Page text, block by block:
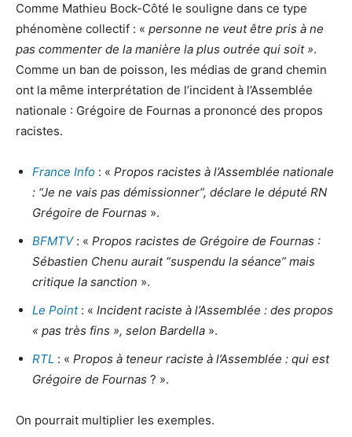
Comme Mathieu Bock-Côté le souligne dans ce type
phénomène collectif : « personne ne veut être pris à ne
pas commenter de la manière la plus outrée qui soit ».
Comme un ban de poisson, les médias de grand chemin
ont la même interprétation de l’incident à l’Assemblée
nationale : Grégoire de Fournas a prononcé des propos
racistes.
France Info : « Propos racistes à l’Assemblée nationale
: “Je ne vais pas démissionner”, déclare le député RN
Grégoire de Fournas ».
BFMTV: « Propos racistes de Grégoire de Fournas :
Sébastien Chenu aurait “suspendu la séance” mais
critique la sanction ».
Le Point: « Incident raciste à l’Assemblée : des propos
« pas très fins », selon Bardella ».
RTL : « Propos à teneur raciste à l’Assemblée : qui est
Grégoire de Fournas ? ».
On pourrait multiplier les exemples.